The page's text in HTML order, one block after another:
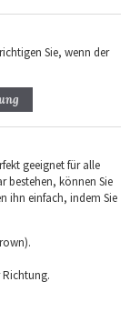
Sie, wenn der
geeignet für alle
bestehen, können Sie
ihn einfach, indem Sie